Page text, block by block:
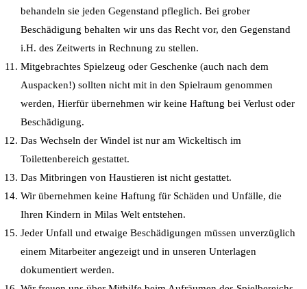
behandeln sie jeden Gegenstand pfleglich. Bei grober
Beschädigung behalten wir uns das Recht vor, den Gegenstand
i.H. des Zeitwerts in Rechnung zu stellen.
Mitgebrachtes Spielzeug oder Geschenke (auch nach dem
Auspacken!) sollten nicht mit in den Spielraum genommen
werden, Hierfür übernehmen wir keine Haftung bei Verlust oder
Beschädigung.
Das Wechseln der Windel ist nur am Wickeltisch im
Toilettenbereich gestattet.
Das Mitbringen von Haustieren ist nicht gestattet.
Wir übernehmen keine Haftung für Schäden und Unfälle, die
Ihren Kindern in Milas Welt entstehen.
Jeder Unfall und etwaige Beschädigungen müssen unverzüglich
einem Mitarbeiter angezeigt und in unseren Unterlagen
dokumentiert werden.